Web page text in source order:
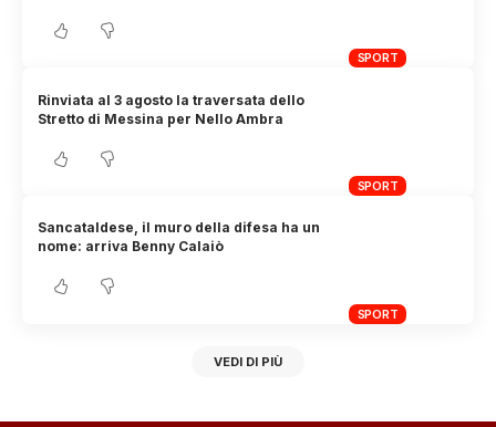
SPORT
SPORT
Rinviata al 3 agosto la traversata dello
Stretto di Messina per Nello Ambra
SPORT
Sancataldese, il muro della difesa ha un
nome: arriva Benny Calaiò
VEDI DI PIÙ